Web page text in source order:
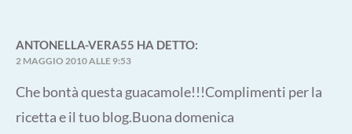
ANTONELLA-VERA55 HA DETTO:
2 MAGGIO 2010 ALLE 9:53
Che bontà questa guacamole!!!Complimenti per la
ricetta e il tuo blog.Buona domenica